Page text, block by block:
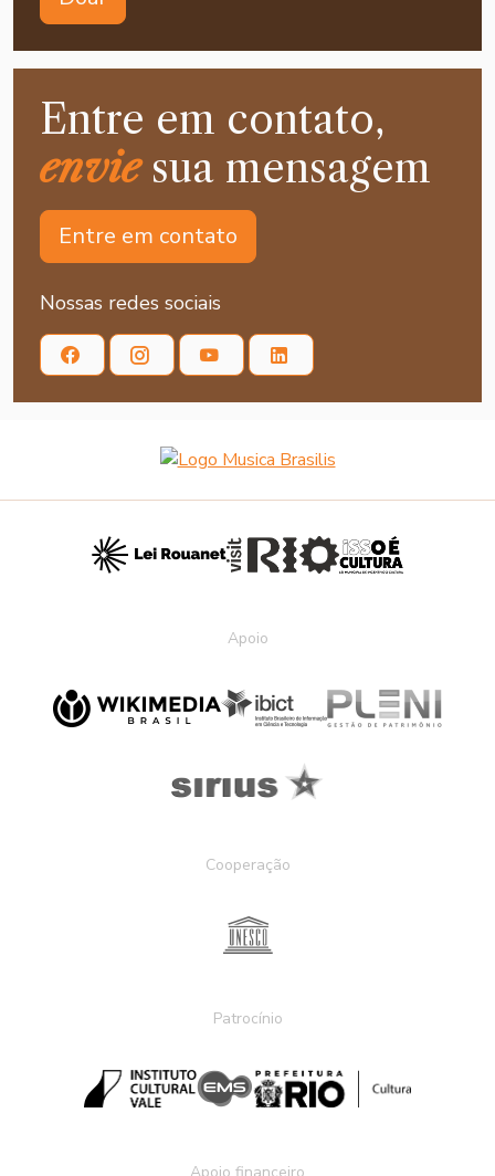
Entre em contato,
enviesua mensagem
Entre em contato
Nossas redes sociais
Apoio
Cooperação
Patrocínio